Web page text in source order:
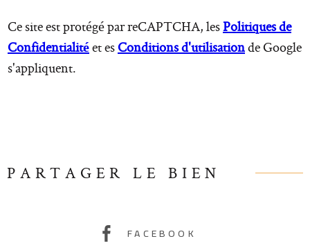
Ce site est protégé par reCAPTCHA, lesPolitiques de
Confidentialitéet esConditions d'utilisationde Google
s'appliquent.
PARTAGER LE BIEN
FACEBOOK